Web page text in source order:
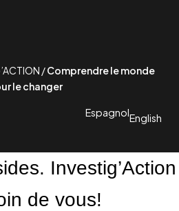
/Comprendre le monde
le changer
EspagnolEnglish
Investig’Action
de vous!